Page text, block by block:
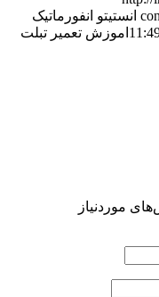
انستیتو انفورماتیک
اموزش تعمیر تبلت
موردنیاز